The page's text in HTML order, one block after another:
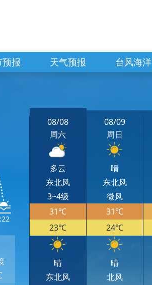
报 天气预报 台风海洋
08/08
周六
多云
东北风
3~4级
31℃
23℃
晴
东北风
08/09
周日
晴
东北风
微风
31℃
24℃
晴
北风